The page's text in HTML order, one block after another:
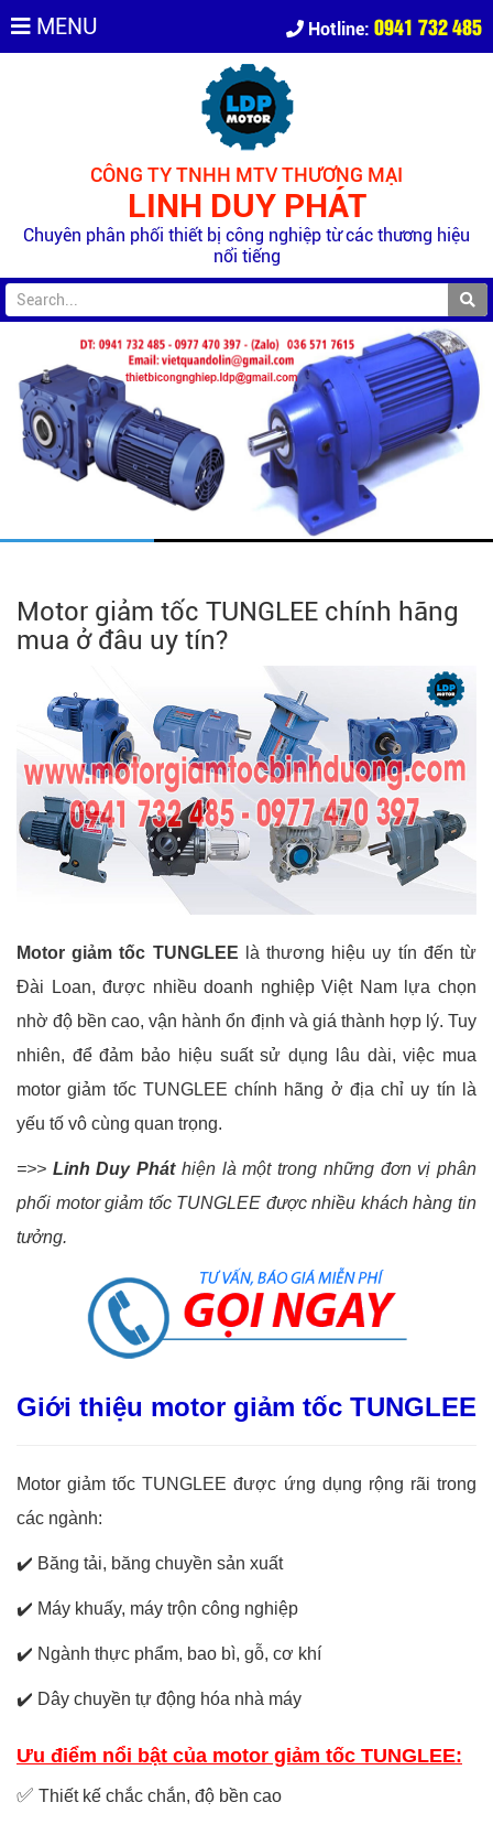
MENU Hotline: 0941 732 485
CÔNG TY TNHH MTV THƯƠNG MẠI
LINH DUY PHÁT
Chuyên phân phối thiết bị công nghiệp từ các thương hiệu
nổi tiếng
Motor giảm tốc TUNGLEE chính hãng
mua ở đâu uy tín?
Motor giảm tốc TUNGLEE là thương hiệu uy tín đến từ
Đài Loan, được nhiều doanh nghiệp Việt Nam lựa chọn
nhờ độ bền cao, vận hành ổn định và giá thành hợp lý. Tuy
nhiên, để đảm bảo hiệu suất sử dụng lâu dài, việc mua
motor giảm tốc TUNGLEE chính hãng ở địa chỉ uy tín là
yếu tố vô cùng quan trọng.
=>> Linh Duy Pháthiện là một trong những đơn vị phân
phối motor giảm tốc TUNGLEE được nhiều khách hàng tin
tưởng.
Giới thiệu motor giảm tốc TUNGLEE
Motor giảm tốc TUNGLEE được ứng dụng rộng rãi trong
các ngành:
✔️ Băng tải, băng chuyền sản xuất
✔️ Máy khuấy, máy trộn công nghiệp
✔️ Ngành thực phẩm, bao bì, gỗ, cơ khí
✔️ Dây chuyền tự động hóa nhà máy
Ưu điểm nổi bật của motor giảm tốc TUNGLEE:
✅ Thiết kế chắc chắn, độ bền cao